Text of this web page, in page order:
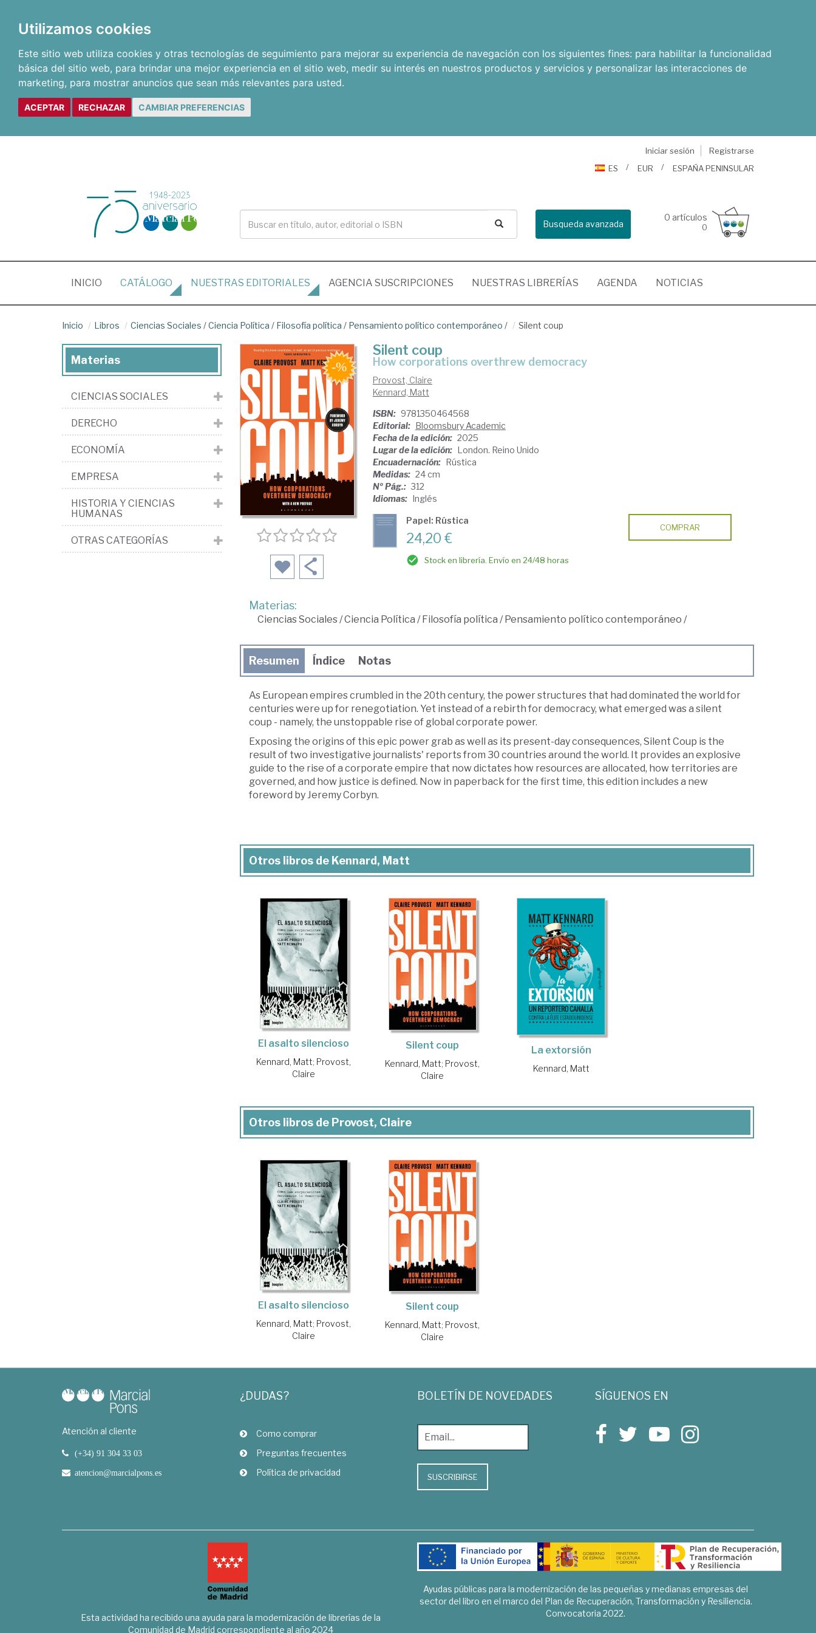
Utilizamos cookies
Este sitio web utiliza cookies y otras tecnologías de seguimiento para mejorar su experiencia de navegación con los siguientes fines: para habilitar la funcionalidad
básica del sitio web, para brindar una mejor experiencia en el sitio web, medir su interés en nuestros productos y servicios y personalizar las interacciones de
marketing, para mostrar anuncios que sean más relevantes para usted.
ACEPTAR RECHAZAR CAMBIAR PREFERENCIAS
Iniciar sesión
Registrarse
ES
EUR ESPAÑA PENINSULAR
Busqueda avanzada
0 artículos
0
INICIO (CURRENT)
CATÁLOGO NUESTRAS EDITORIALES AGENCIA SUSCRIPCIONES NUESTRAS LIBRERÍAS AGENDA NOTICIAS
Inicio Libros Ciencias Sociales /Ciencia Política / Filosofía política / Pensamiento político contemporáneo / Silent coup
Silent coup
how corporations overthrew democracy
Provost, Claire
Kennard, Matt
ISBN: 9781350464568
Editorial: Bloomsbury Academic
Fecha de la edición: 2025
Lugar de la edición: London. Reino Unido
Encuadernación: Rústica
Medidas: 24 cm
Nº Pág.: 312
Idiomas: Inglés
Papel: Rústica
24,20 €
Stock en librería. Envío en 24/48 horas
COMPRAR
Materias:
Ciencias Sociales/Ciencia Política /Filosofía política /Pensamiento político contemporáneo /
Resumen Índice Notas
As European empires crumbled in the 20th century, the power structures that had dominated the world for
centuries were up for renegotiation. Yet instead of a rebirth for democracy, what emerged was a silent
coup - namely, the unstoppable rise of global corporate power.
Exposing the origins of this epic power grab as well as its present-day consequences, Silent Coup is the
result of two investigative journalists' reports from 30 countries around the world. It provides an explosive
guide to the rise of a corporate empire that now dictates how resources are allocated, how territories are
governed, and how justice is defined. Now in paperback for the first time, this edition includes a new
foreword by Jeremy Corbyn.
Otros libros de Kennard, Matt
El asalto silencioso
Kennard, Matt; Provost,
Claire
Silent coup
Kennard, Matt; Provost,
Claire
La extorsión
Kennard, Matt
Otros libros de Provost, Claire
El asalto silencioso
Kennard, Matt; Provost,
Claire
Silent coup
Kennard, Matt; Provost,
Claire
Materias
CIENCIAS SOCIALES
DERECHO
ECONOMÍA
EMPRESA
HISTORIA Y CIENCIAS
HUMANAS
OTRAS CATEGORÍAS
Atención al cliente
(+34) 91 304 33 03
atencion@marcialpons.es
¿DUDAS?
Como comprar
Preguntas frecuentes
Política de privacidad
BOLETÍN DE NOVEDADES
SUSCRIBIRSE
SÍGUENOS EN
Esta actividad ha recibido una ayuda para la modernización de librerías de la
Comunidad de Madrid correspondiente al año 2024
Ayudas públicas para la modernización de las pequeñas y medianas empresas del
sector del libro en el marco del Plan de Recuperación, Transformación y Resiliencia.
Convocatoria 2022.